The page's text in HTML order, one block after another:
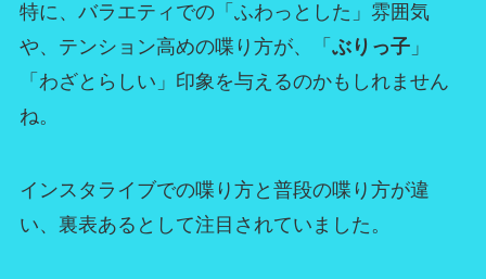
特に、バラエティでの「ふわっとした」雰囲気
や、テンション高めの喋り方が、「 ぶりっ子」
「わざとらしい」印象を与えるのかもしれません
ね。
インスタライブでの喋り方と普段の喋り方が違
い、裏表あるとして注目されていました。